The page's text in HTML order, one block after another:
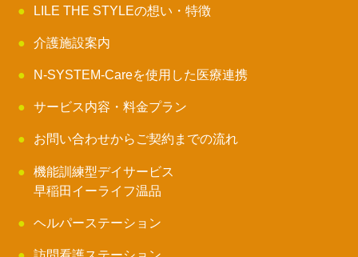
LILE THE STYLEの想い・特徴
介護施設案内
N-SYSTEM-Careを使用した医療連携
サービス内容・料金プラン
お問い合わせからご契約までの流れ
機能訓練型デイサービス
早稲田イーライフ温品
ヘルパーステーション